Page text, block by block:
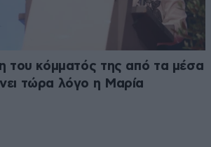
του κόμματός της από τα μέσα
τώρα λόγο η Μαρία